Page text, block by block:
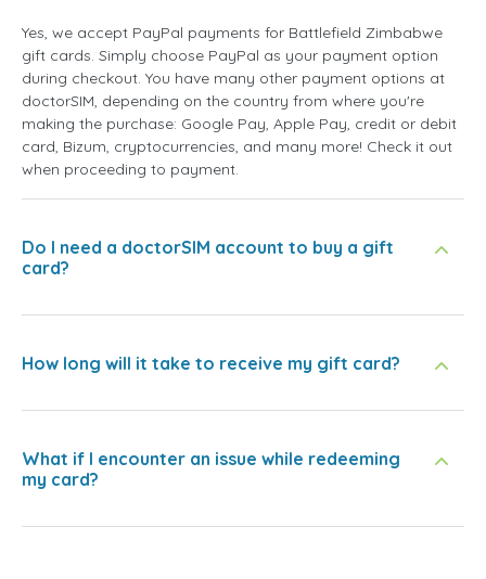
Yes, we accept PayPal payments for Battlefield Zimbabwe
gift cards. Simply choose PayPal as your payment option
during checkout. You have many other payment options at
doctorSIM, depending on the country from where you're
making the purchase: Google Pay, Apple Pay, credit or debit
card, Bizum, cryptocurrencies, and many more! Check it out
when proceeding to payment.
Do I need a doctorSIM account to buy a gift
card?
How long will it take to receive my gift card?
What if I encounter an issue while redeeming
my card?